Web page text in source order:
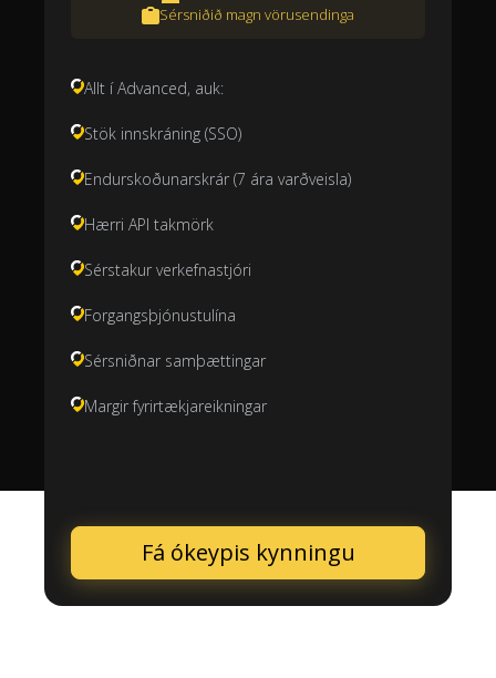
Sérsniðið magn vörusendinga
Allt í Advanced, auk:
Stök innskráning (SSO)
Endurskoðunarskrár (7 ára varðveisla)
Hærri API takmörk
Sérstakur verkefnastjóri
Forgangsþjónustulína
Sérsniðnar samþættingar
Margir fyrirtækjareikningar
Fá ókeypis kynningu